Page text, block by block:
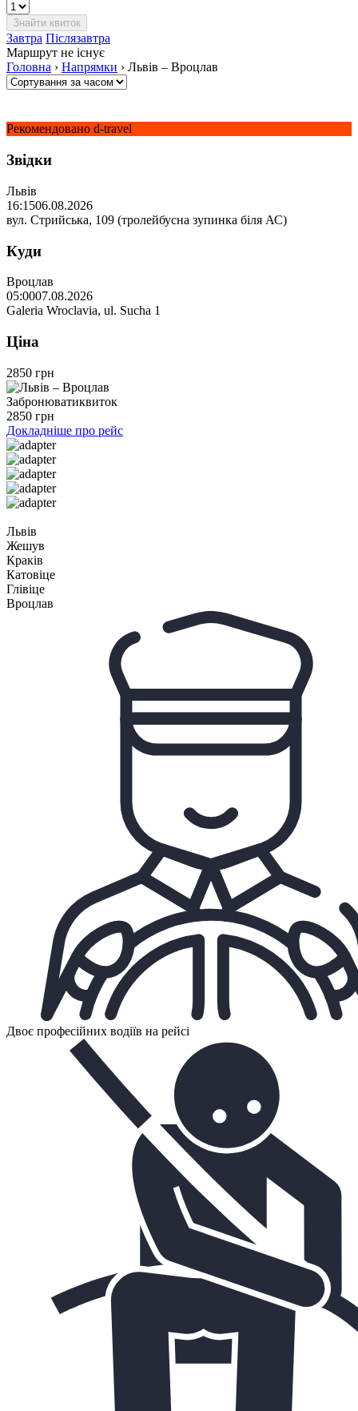
Завтра Післязавтра
Маршрут не існує
Головна › Напрямки › Львів – Вроцлав
Рекомендовано d-travel
Звідки
Львів
16:1506.08.2026
вул. Стрийська, 109 (тролейбусна зупинка біля АС)
Куди
Вроцлав
05:0007.08.2026
Galeria Wroclavia, ul. Sucha 1
Ціна
2850 грн
Забронюватиквиток
2850 грн
Докладніше про рейс
Львів
Жешув
Краків
Катовіце
Глівіце
Вроцлав
Двоє професійних водіїв на рейсі